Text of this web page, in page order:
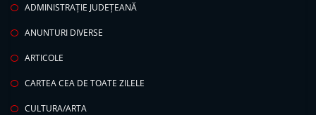
ADMINISTRAȚIE JUDEȚEANĂ
ANUNTURI DIVERSE
ARTICOLE
CARTEA CEA DE TOATE ZILELE
CULTURA/ARTA